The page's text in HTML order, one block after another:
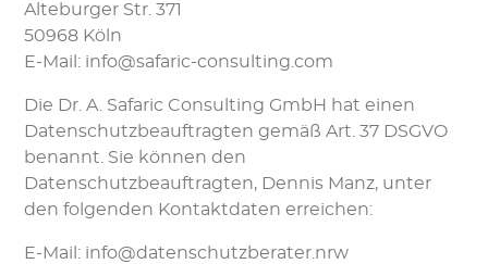
Alteburger Str. 371
50968 Köln
E-Mail: info@safaric-consulting.com
Die Dr. A. Safaric Consulting GmbH hat einen
Datenschutzbeauftragten gemäß Art. 37 DSGVO
benannt. Sie können den
Datenschutzbeauftragten, Dennis Manz, unter
den folgenden Kontaktdaten erreichen:
E-Mail: info@datenschutzberater.nrw